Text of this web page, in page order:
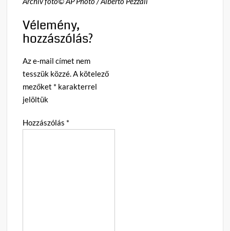
Vélemény,
hozzászólás?
Az e-mail címet nem
tesszük közzé.A kötelező
mezőket * karakterrel
jelöltük
Hozzászólás *